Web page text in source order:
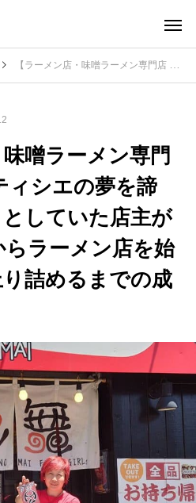
【ラーメン店・味噌ラーメン専門店 茜ノ舞】パティシエの夢を諦め、各地を転々としていた店主がキッチンカーからラーメン店を始め、人気店に上り詰めるまでの成功秘話とは？
味噌ラーメン専門
ィシエの夢を諦
していた店主が
ラーメン店を始
詰めるまでの成